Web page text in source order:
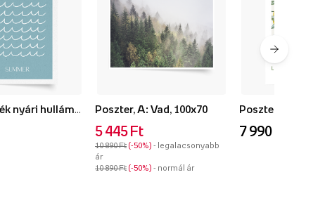
Poszter, Kék nyári hullámok, 50x70 Poszter, A: Vad, 100x70
5 445 Ft
10 890 Ft -50% - legalacsonyabb
ár
10 890 Ft -50% - normál ár
7 990 Ft